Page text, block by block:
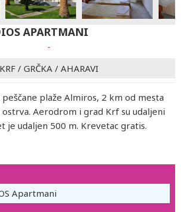
APARTMANI
-
KRF / GRČKA / AHARAVI
peščane plaže Almiros, 2 km od mesta
ostrva. Aerodrom i grad Krf su udaljeni
je udaljen 500 m. Krevetac gratis.
Apartmani